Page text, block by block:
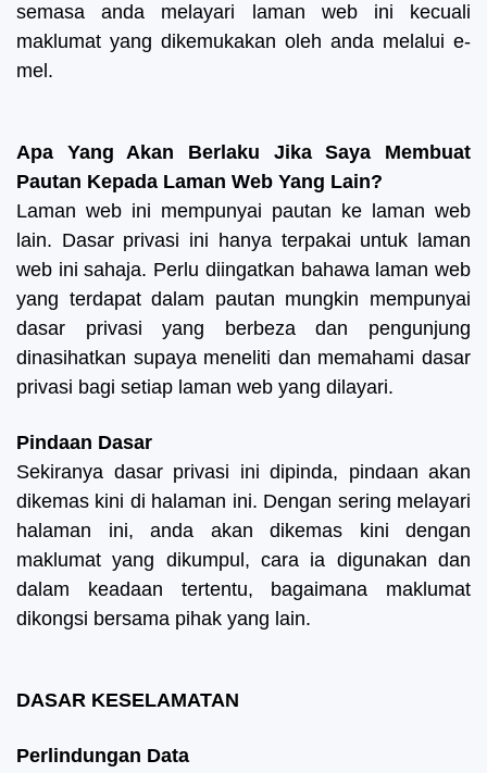
semasa anda melayari laman web ini kecuali
maklumat yang dikemukakan oleh anda melalui e-
mel.
Apa Yang Akan Berlaku Jika Saya Membuat
Pautan Kepada Laman Web Yang Lain?
Laman web ini mempunyai pautan ke laman web
lain. Dasar privasi ini hanya terpakai untuk laman
web ini sahaja. Perlu diingatkan bahawa laman web
yang terdapat dalam pautan mungkin mempunyai
dasar privasi yang berbeza dan pengunjung
dinasihatkan supaya meneliti dan memahami dasar
privasi bagi setiap laman web yang dilayari.
Pindaan Dasar
Sekiranya dasar privasi ini dipinda, pindaan akan
dikemas kini di halaman ini. Dengan sering melayari
halaman ini, anda akan dikemas kini dengan
maklumat yang dikumpul, cara ia digunakan dan
dalam keadaan tertentu, bagaimana maklumat
dikongsi bersama pihak yang lain.
DASAR KESELAMATAN
Perlindungan Data